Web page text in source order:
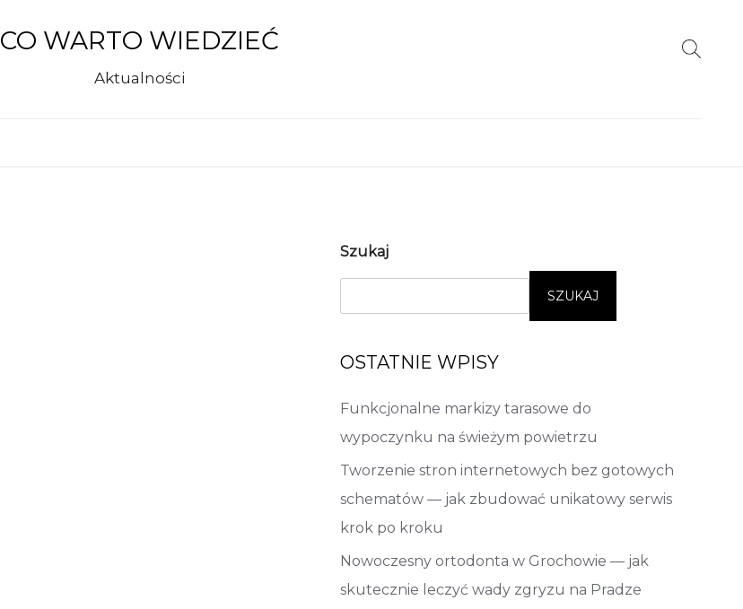
CO WARTO WIEDZIEĆ
Aktualności
Szukaj
SZUKAJ
OSTATNIE WPISY
Funkcjonalne markizy tarasowe do
wypoczynku na świeżym powietrzu
Tworzenie stron internetowych bez gotowych
schematów — jak zbudować unikatowy serwis
krok po kroku
Nowoczesny ortodonta w Grochowie — jak
skutecznie leczyć wady zgryzu na Pradze